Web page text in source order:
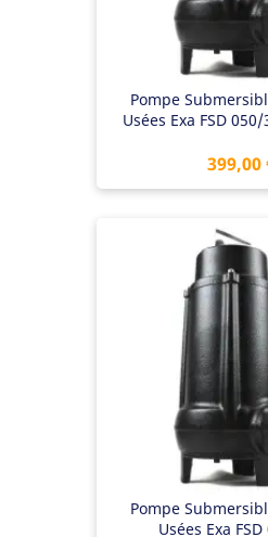
Pompe
Usées Exa FSD
Prix
399,00
Pompe
Usées Exa